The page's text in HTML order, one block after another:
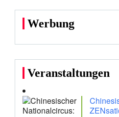
Werbung
Veranstaltungen